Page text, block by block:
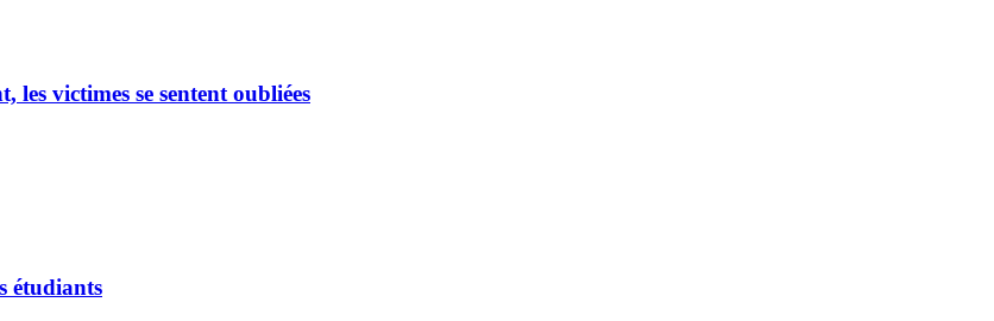
victimes se sentent oubliées
étudiants